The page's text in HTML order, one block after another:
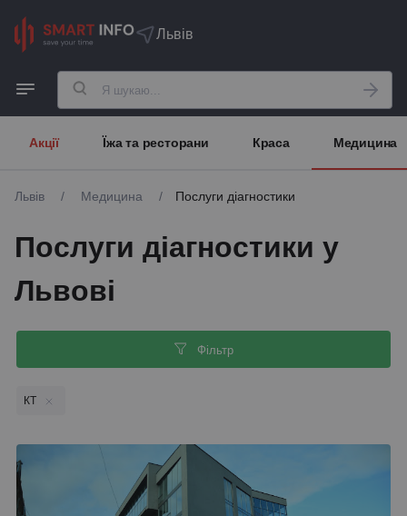
Львів
Акції Їжа та ресторани Краса Медицина
Львів / Медицина / Послуги діагностики
Послуги діагностики у
Львові
Фільтр
КТ